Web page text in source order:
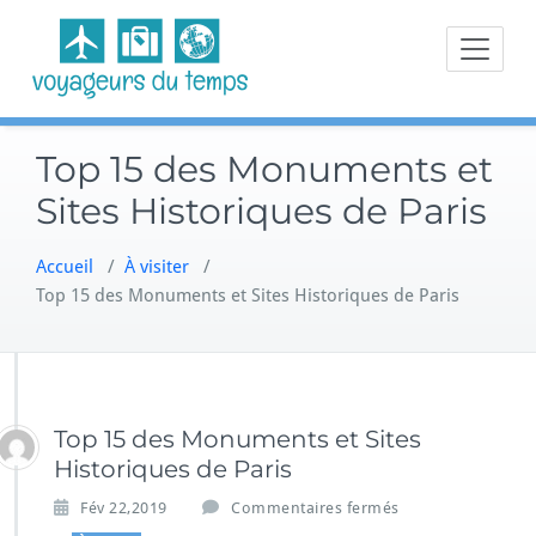
content
Top 15 des Monuments et
Sites Historiques de Paris
Accueil / À visiter /
Top 15 des Monuments et Sites Historiques de Paris
Top 15 des Monuments et Sites
Historiques de Paris
Fév 22,2019 Commentaires fermés